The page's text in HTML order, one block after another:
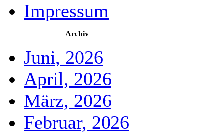
Impressum
Archiv
Juni, 2026
April, 2026
März, 2026
Februar, 2026